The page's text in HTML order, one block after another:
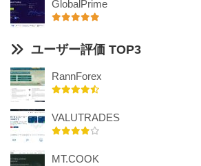
GlobalPrime
ユーザー評価 TOP3
RannForex
VALUTRADES
MT.COOK